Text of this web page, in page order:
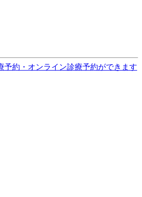
予約・オンライン診療予約ができます